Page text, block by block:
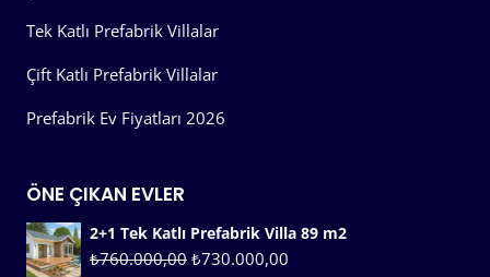
Tek Katlı Prefabrik Villalar
Çift Katlı Prefabrik Villalar
Prefabrik Ev Fiyatları 2026
ÖNE ÇIKAN EVLER
2+1 Tek Katlı Prefabrik Villa 89 m2
₺760.000,00 ₺730.000,00